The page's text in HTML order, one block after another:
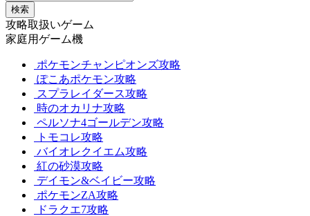
検索
攻略取扱いゲーム
家庭用ゲーム機
ポケモンチャンピオンズ攻略
ぽこあポケモン攻略
スプラレイダース攻略
時のオカリナ攻略
ペルソナ4ゴールデン攻略
トモコレ攻略
バイオレクイエム攻略
紅の砂漠攻略
デイモン&ベイビー攻略
ポケモンZA攻略
ドラクエ7攻略